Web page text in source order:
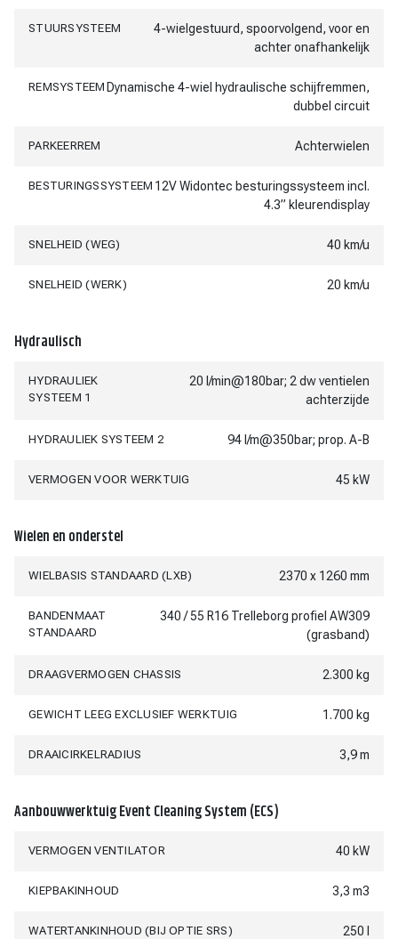
STUURSYSTEEM
4-wielgestuurd, spoorvolgend, voor en
achter onafhankelijk
REMSYSTEEM Dynamische 4-wiel hydraulische schijfremmen,
dubbel circuit
PARKEERREM Achterwielen
BESTURINGSSYSTEEM 12V Widontec besturingssysteem incl.
4.3” kleurendisplay
SNELHEID (WEG) 40 km/u
SNELHEID (WERK) 20 km/u
Hydraulisch
HYDRAULIEK
SYSTEEM 1
20 l/min@180bar; 2 dw ventielen
achterzijde
HYDRAULIEK SYSTEEM 2 94 l/m@350bar; prop. A-B
VERMOGEN VOOR WERKTUIG 45 kW
Wielen en onderstel
WIELBASIS STANDAARD (LXB) 2370 x 1260 mm
BANDENMAAT
STANDAARD
340 / 55 R16 Trelleborg profiel AW309
(grasband)
DRAAGVERMOGEN CHASSIS 2.300 kg
GEWICHT LEEG EXCLUSIEF WERKTUIG 1.700 kg
DRAAICIRKELRADIUS 3,9 m
Aanbouwwerktuig Event Cleaning System (ECS)
VERMOGEN VENTILATOR 40 kW
KIEPBAKINHOUD 3,3 m3
WATERTANKINHOUD (BIJ OPTIE SRS) 250 l